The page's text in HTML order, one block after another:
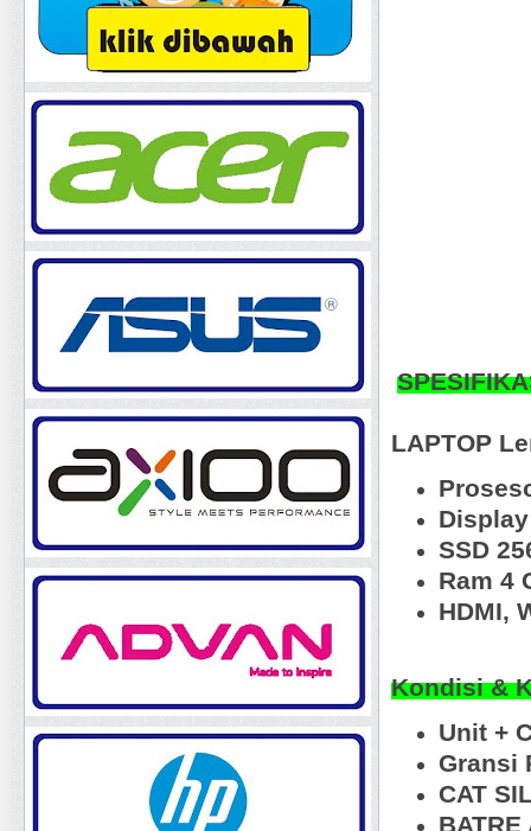
LAPTOP
SSD
Ram 4
HDMI,
Kondisi &
Unit +
Gransi
CAT
BATRE